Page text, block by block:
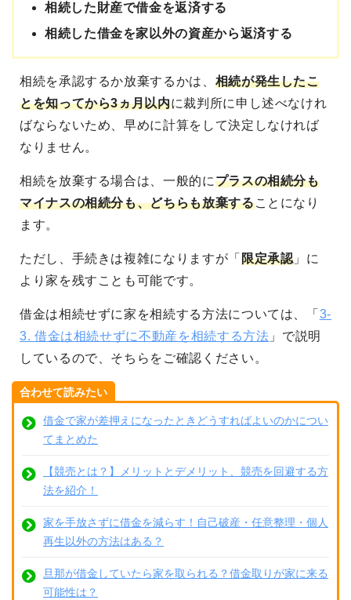
相続した財産で借金を返済する
相続した借金を家以外の資産から返済する
相続を承認するか放棄するかは、 相続が発生したこ
とを知ってから3ヵ月以内に裁判所に申し述べなけれ
ばならないため、早めに計算をして決定しなければ
なりません。
相続を放棄する場合は、一般的にプラスの相続分も
マイナスの相続分も、どちらも放棄することになり
ます。
ただし、手続きは複雑になりますが「 限定承認」に
より家を残すことも可能です。
借金は相続せずに家を相続する方法については、「 3-
3. 借金は相続せずに不動産を相続する方法 」で説明
しているので、そちらをご確認ください。
合わせて読みたい
借金で家が差押えになったときどうすればよいのかについ
てまとめた
【競売とは？】メリットとデメリット、競売を回避する方
法を紹介！
家を手放さずに借金を減らす！自己破産・任意整理・個人
再生以外の方法はある？
旦那が借金していたら家を取られる？借金取りが家に来る
可能性は？